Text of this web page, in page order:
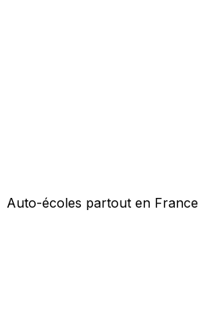
Auto-écoles partout en France